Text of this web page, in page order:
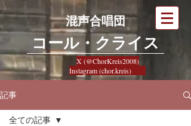
混声合唱団
​コール・クライス
X (@ChorKreis2008)
Instagram (chor.kreis)
記事
全ての記事